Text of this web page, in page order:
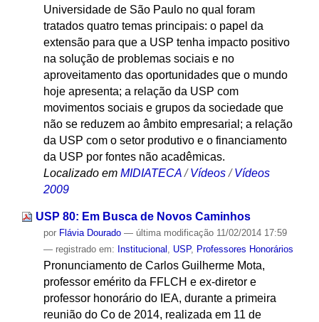
Universidade de São Paulo no qual foram
tratados quatro temas principais: o papel da
extensão para que a USP tenha impacto positivo
na solução de problemas sociais e no
aproveitamento das oportunidades que o mundo
hoje apresenta; a relação da USP com
movimentos sociais e grupos da sociedade que
não se reduzem ao âmbito empresarial; a relação
da USP com o setor produtivo e o financiamento
da USP por fontes não acadêmicas.
Localizado em MIDIATECA /Vídeos /Vídeos
2009
USP 80: Em Busca de Novos Caminhos
por Flávia Dourado — última modificação11/02/2014 17:59
— registrado em: Institucional , USP, Professores Honorários
Pronunciamento de Carlos Guilherme Mota,
professor emérito da FFLCH e ex-diretor e
professor honorário do IEA, durante a primeira
reunião do Co de 2014, realizada em 11 de